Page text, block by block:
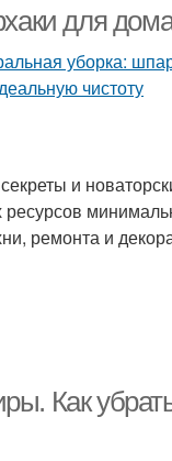
для дома
и
ресурсов
ремонта и
Как